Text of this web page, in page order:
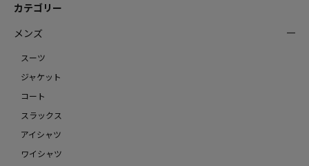
カテゴリー
メンズ
スーツ
ジャケット
コート
スラックス
アイシャツ
ワイシャツ